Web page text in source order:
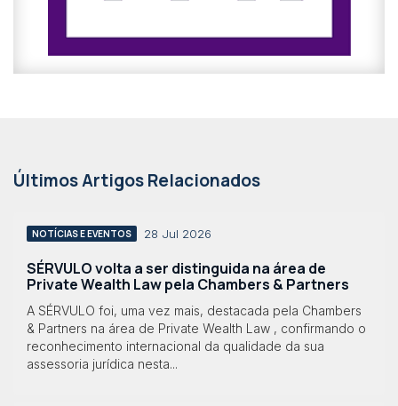
Últimos Artigos Relacionados
NOTÍCIAS E EVENTOS 28 Jul 2026
SÉRVULO volta a ser distinguida na área de
Private Wealth Law pela Chambers & Partners
A SÉRVULO foi, uma vez mais, destacada pela Chambers
& Partners na área de Private Wealth Law , confirmando o
reconhecimento internacional da qualidade da sua
assessoria jurídica nesta...